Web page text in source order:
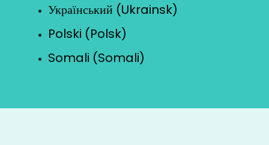
Український (Ukrainsk)
Polski (Polsk)
Somali (Somali)